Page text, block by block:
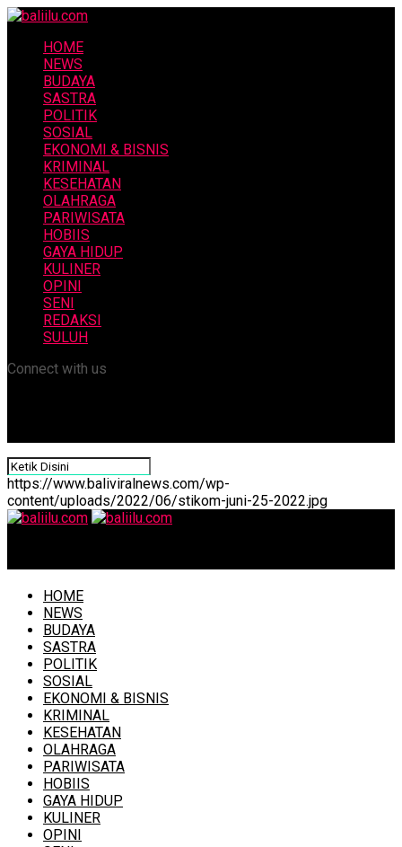
HOME
NEWS
BUDAYA
SASTRA
POLITIK
SOSIAL
EKONOMI & BISNIS
KRIMINAL
KESEHATAN
OLAHRAGA
PARIWISATA
HOBIIS
GAYA HIDUP
KULINER
OPINI
SENI
REDAKSI
SULUH
Connect with us
https://www.baliviralnews.com/wp-
content/uploads/2022/06/stikom-juni-25-2022.jpg
HOME
NEWS
BUDAYA
SASTRA
POLITIK
SOSIAL
EKONOMI & BISNIS
KRIMINAL
KESEHATAN
OLAHRAGA
PARIWISATA
HOBIIS
GAYA HIDUP
KULINER
OPINI